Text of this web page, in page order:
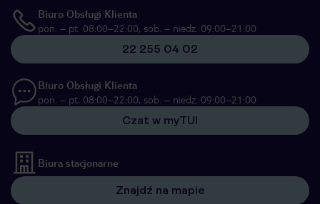
Biuro Obsługi Klienta
pon. – pt. 08:00–22:00, sob. – niedz. 09:00–21:00
22 255 04 02
Biuro Obsługi Klienta
pon. – pt. 08:00–22:00, sob. – niedz. 09:00–21:00
Czat w myTUI
Biura stacjonarne
Znajdź na mapie